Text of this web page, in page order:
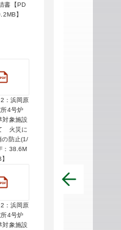
書【PD
】
：浜岡原
所4号炉
対象施設
火災に
の防止(1/
：38.6M
：浜岡原
所4号炉
対象施設